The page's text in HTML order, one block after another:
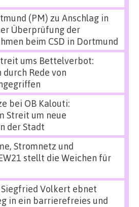
(PM) zu Anschlag in
Überprüfung der
beim CSD in Dortmund
ums Bettelverbot:
Rede von
bei OB Kalouti:
Streit um neue
der Stadt
Stromnetz und
stellt die Weichen für
Siegfried Volkert ebnet
in ein barrierefreies und